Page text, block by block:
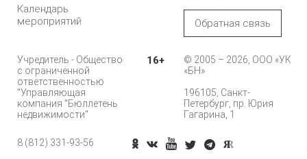
Календарь
мероприятий
Обратная связь
Учредитель - Общество
с ограниченной
ответственностью
"Управляющая
компания "Бюллетень
недвижимости"
16+
© 2005 – 2026, ООО «УК
«БН»
196105, Санкт-
Петербург, пр. Юрия
Гагарина, 1
8 (812) 331-93-56